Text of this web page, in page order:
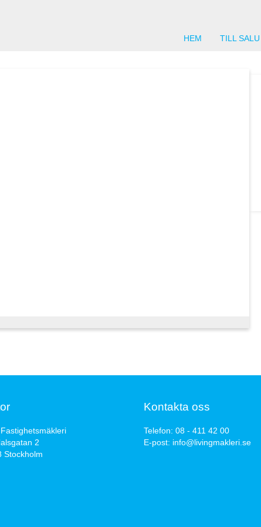
HEM TILL SALU
2
Stockholm
Kontakta oss
Telefon: 08 - 411 42 00
E-post: info@livingmakleri.se